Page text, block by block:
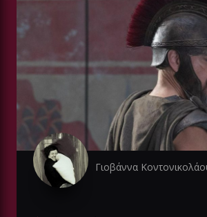
Γιοβάννα